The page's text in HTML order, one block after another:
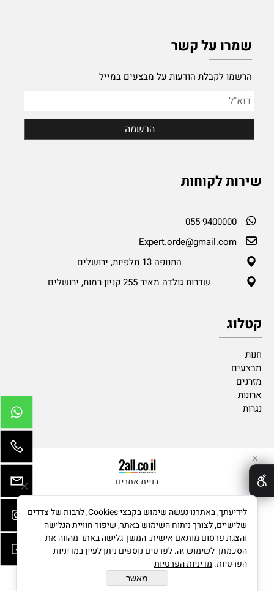
שמרו על קשר
הרשמו לקבלת הודעות על מבצעים במייל
שירות לקוחות
055-9400000
Expert.orde@gmail.com
התנופה 13 תלפיות, ירושלים
שדרות גולדה מאיר 255 קניון רמות, ירושלים
קטלוג
חנות
מבצעים
מזרנים
ארונות
נגרות
בניית אתרים
✕
לידיעתך, באתרנו נעשה שימוש בקבצי Cookies, לרבות של צדדים
שלישיים, לצורך ניתוח השימוש באתר, שיפור חוויית הגלישה
והצגת פרסום מותאם אישית. המשך גלישה באתר מהווה את
הסכמתך לשימוש זה. לפרטים נוספים ניתן לעיין במדיניות
הפרטיות. מדיניות הפרטיות
מאשר